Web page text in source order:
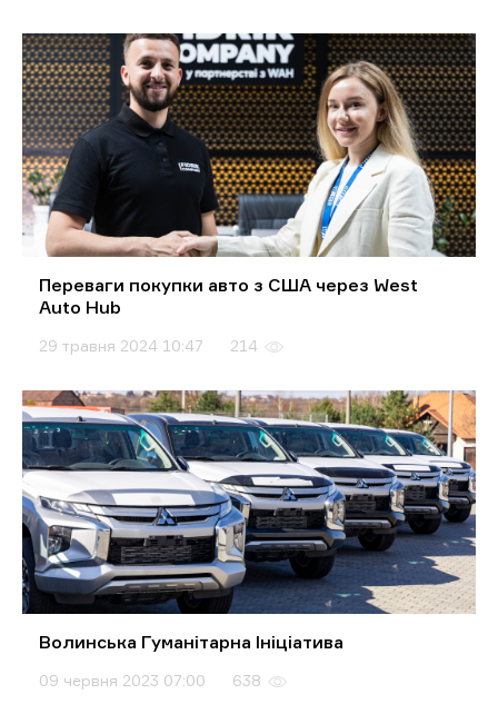
Переваги покупки авто з США через West
Auto Hub
29 травня 2024 10:47 214
Волинська Гуманітарна Ініціатива
09 червня 2023 07:00 638